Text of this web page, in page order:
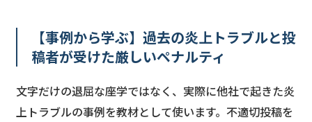
【事例から学ぶ】過去の炎上トラブルと投
稿者が受けた厳しいペナルティ
文字だけの退屈な座学ではなく、実際に他社で起きた炎
上トラブルの事例を教材として使います。不適切投稿を